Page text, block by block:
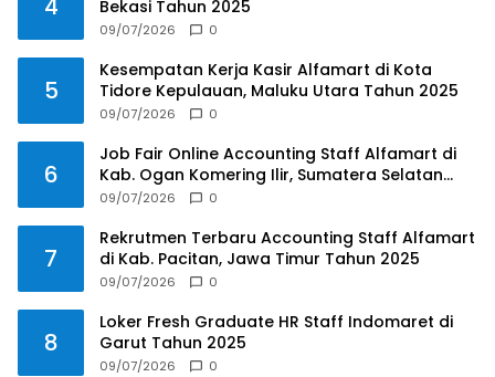
4
Bekasi Tahun 2025
09/07/2026 0
5
Kesempatan Kerja Kasir Alfamart di Kota
Tidore Kepulauan, Maluku Utara Tahun 2025
09/07/2026 0
6
Job Fair Online Accounting Staff Alfamart di
Kab. Ogan Komering Ilir, Sumatera Selatan
Tahun 2025
09/07/2026 0
7
Rekrutmen Terbaru Accounting Staff Alfamart
di Kab. Pacitan, Jawa Timur Tahun 2025
09/07/2026 0
8
Loker Fresh Graduate HR Staff Indomaret di
Garut Tahun 2025
09/07/2026 0